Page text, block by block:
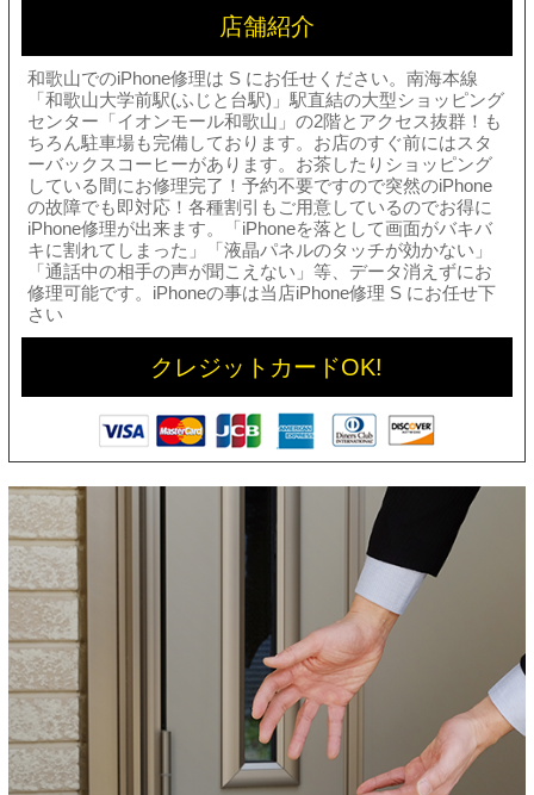
店舗紹介
和歌山でのiPhone修理は S にお任せください。南海本線
「和歌山大学前駅(ふじと台駅)」駅直結の大型ショッピング
センター「イオンモール和歌山」の2階とアクセス抜群！も
ちろん駐車場も完備しております。お店のすぐ前にはスタ
ーバックスコーヒーがあります。お茶したりショッピング
している間にお修理完了！予約不要ですので突然のiPhone
の故障でも即対応！各種割引もご用意しているのでお得に
iPhone修理が出来ます。「iPhoneを落として画面がバキバ
キに割れてしまった」「液晶パネルのタッチが効かない」
「通話中の相手の声が聞こえない」等、データ消えずにお
修理可能です。iPhoneの事は当店iPhone修理 S にお任せ下
さい
クレジットカードOK!